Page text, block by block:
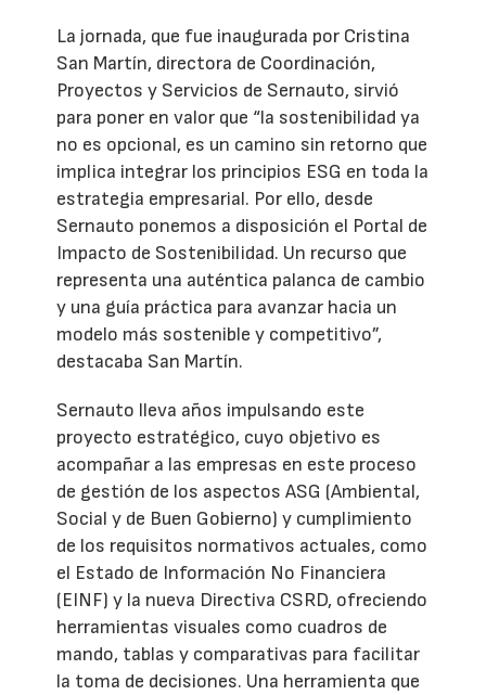
La jornada, que fue inaugurada por Cristina
San Martín, directora de Coordinación,
Proyectos y Servicios de Sernauto, sirvió
para poner en valor que “la sostenibilidad ya
no es opcional, es un camino sin retorno que
implica integrar los principios ESG en toda la
estrategia empresarial. Por ello, desde
Sernauto ponemos a disposición el Portal de
Impacto de Sostenibilidad. Un recurso que
representa una auténtica palanca de cambio
y una guía práctica para avanzar hacia un
modelo más sostenible y competitivo”,
destacaba San Martín.
Sernauto lleva años impulsando este
proyecto estratégico, cuyo objetivo es
acompañar a las empresas en este proceso
de gestión de los aspectos ASG (Ambiental,
Social y de Buen Gobierno) y cumplimiento
de los requisitos normativos actuales, como
el Estado de Información No Financiera
(EINF) y la nueva Directiva CSRD, ofreciendo
herramientas visuales como cuadros de
mando, tablas y comparativas para facilitar
la toma de decisiones. Una herramienta que